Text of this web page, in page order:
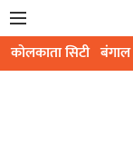
कोलकाता सिटी बंगाल